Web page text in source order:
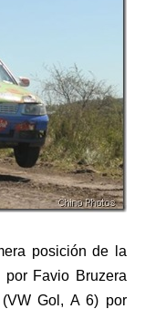
posición de la
Favio Bruzera
Gol, A 6) por